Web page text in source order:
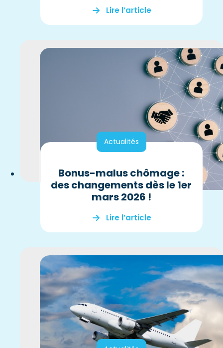
Lire l’article
Actualités
Bonus-malus chômage :
des changements dès le 1er
mars 2026 !
Lire l’article